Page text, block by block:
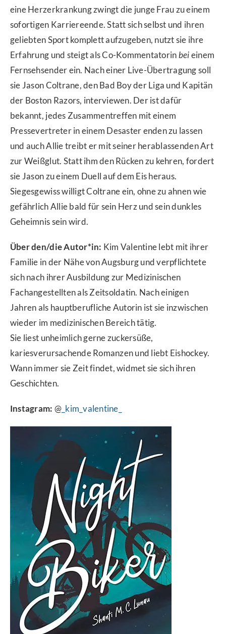
eine Herzerkrankung zwingt die junge Frau zu einem
sofortigen Karriereende. Statt sich selbst und ihren
geliebten Sport komplett aufzugeben, nutzt sie ihre
Erfahrung und steigt als Co-Kommentatorinbeieinem
Fernsehsender ein. Nach einer Live-Übertragung soll
sie Jason Coltrane, den Bad Boy der Liga und Kapitän
der Boston Razors, interviewen. Der ist dafür
bekannt, jedes Zusammentreffen mit einem
Pressevertreter in einem Desaster enden zu lassen
und auch Allie treibt er mit seiner herablassenden Art
zur Weißglut. Statt ihm den Rücken zu kehren, fordert
sie Jason zu einem Duell auf dem Eis heraus.
Siegesgewiss willigt Coltrane ein, ohne zu ahnen wie
gefährlich Allie bald für sein Herz und sein dunkles
Geheimnis sein wird.
Über den/die Autor*in: Kim Valentine lebt mit ihrer
Familie in der Nähe von Augsburg und verpflichtete
sich nach ihrer Ausbildung zur Medizinischen
Fachangestellten als Zeitsoldatin. Nach einigen
Jahren als hauptberufliche Autorin ist sie inzwischen
wieder im medizinischen Bereich tätig.
Sie liest unheimlich gerne zuckersüße,
kariesverursachende Romanzen und liebt Eishockey.
Wann immer sie Zeit findet, widmet sie sich ihren
Geschichten.
Instagram: @ _kim_valentine_